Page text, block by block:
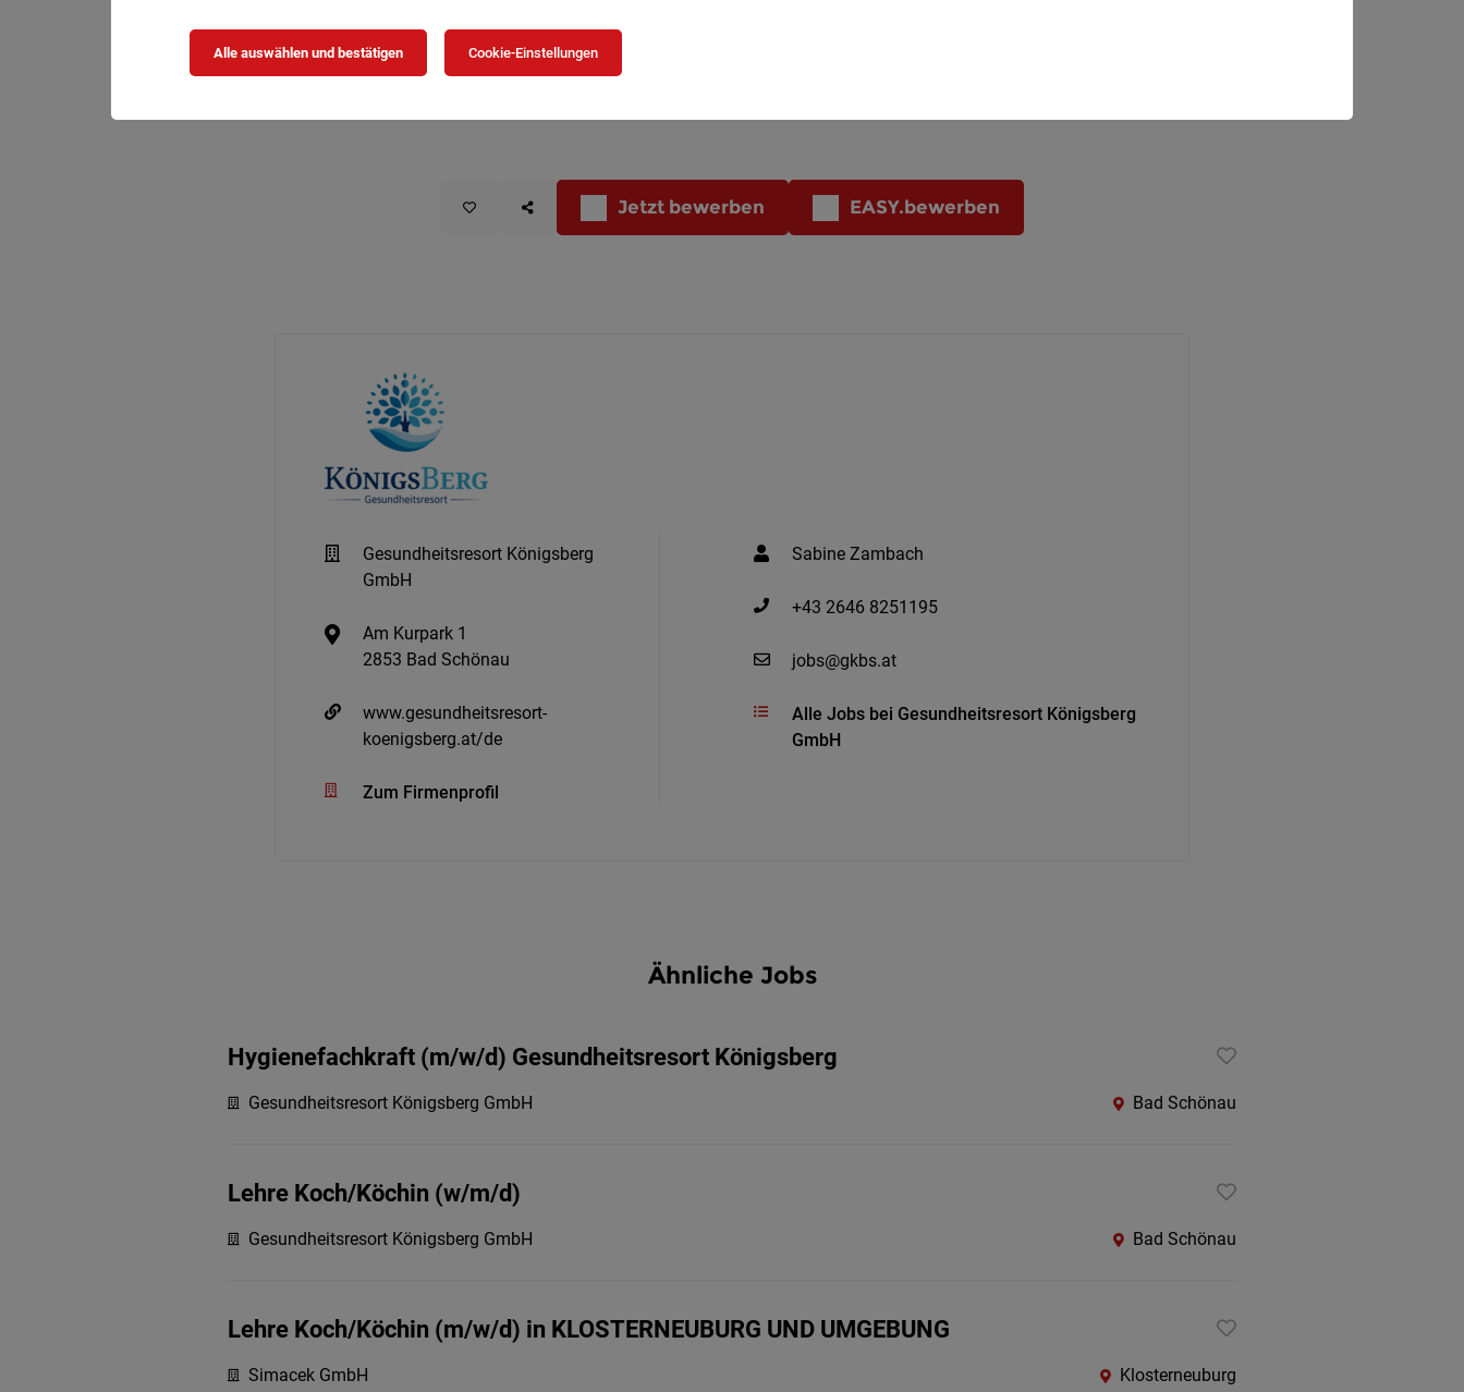
Jetzt bewerben EASY.bewerben
Gesundheitsresort Königsberg
GmbH
Am Kurpark 1
2853 Bad Schönau
www.gesundheitsresort-
koenigsberg.at/de
Zum Firmenprofil
Sabine Zambach
+43 2646 8251195
jobs@gkbs.at
Alle Jobs bei Gesundheitsresort Königsberg
GmbH
Ähnliche Jobs
Hygienefachkraft (m/w/d) Gesundheitsresort Königsberg
Gesundheitsresort Königsberg GmbH Bad Schönau
Lehre Koch/Köchin (w/m/d)
Gesundheitsresort Königsberg GmbH Bad Schönau
Lehre Koch/Köchin (m/w/d) in KLOSTERNEUBURG UND UMGEBUNG
Simacek GmbH Klosterneuburg
Alle auswählen und bestätigen Cookie-Einstellungen